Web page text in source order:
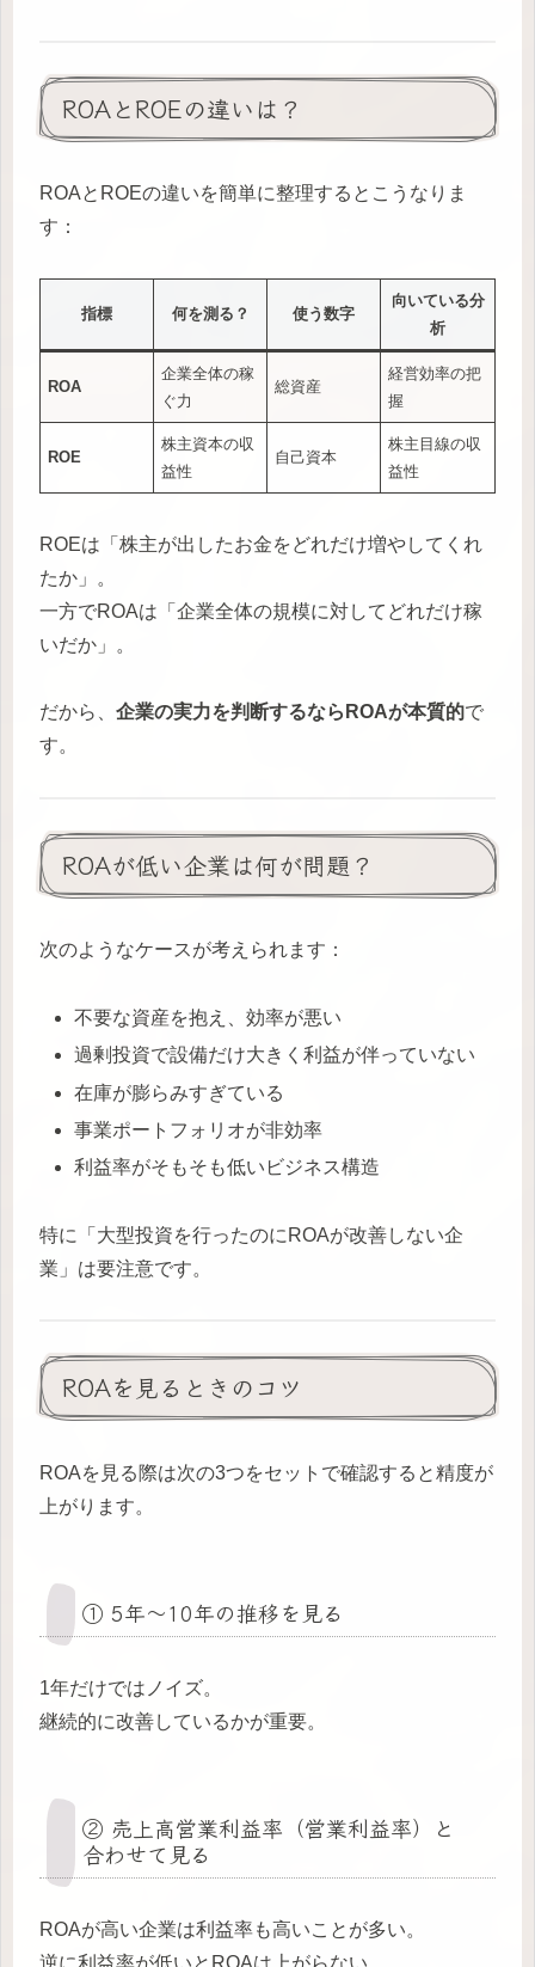
ROAとROEの違いは？
ROAとROEの違いを簡単に整理するとこうなりま
す：
指標 何を測る？ 使う数字
向いている分
析
ROA
企業全体の稼
ぐ力
総資産
経営効率の把
握
ROE
株主資本の収
益性
自己資本
株主目線の収
益性
ROEは「株主が出したお金をどれだけ増やしてくれ
たか」。
一方でROAは「企業全体の規模に対してどれだけ稼
いだか」。
だから、 企業の実力を判断するならROAが本質的で
す。
ROAが低い企業は何が問題？
次のようなケースが考えられます：
不要な資産を抱え、効率が悪い
過剰投資で設備だけ大きく利益が伴っていない
在庫が膨らみすぎている
事業ポートフォリオが非効率
利益率がそもそも低いビジネス構造
特に「大型投資を行ったのにROAが改善しない企
業」は要注意です。
ROAを見るときのコツ
ROAを見る際は次の3つをセットで確認すると精度が
上がります。
① 5年〜10年の推移を見る
1年だけではノイズ。
継続的に改善しているかが重要。
② 売上高営業利益率（営業利益率）と
合わせて見る
ROAが高い企業は利益率も高いことが多い。
逆に利益率が低いとROAは上がらない。